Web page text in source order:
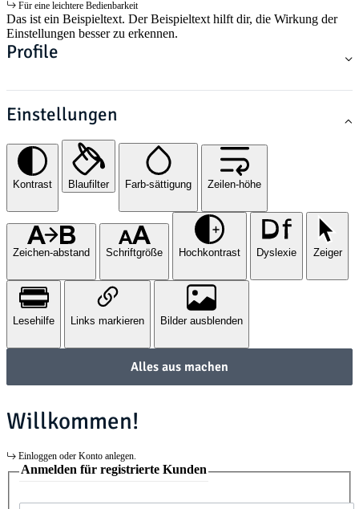
Für eine leichtere Bedienbarkeit
Das ist ein Beispieltext. Der Beispieltext hilft dir, die Wirkung der
Einstellungen besser zu erkennen.
Profile
Einstellungen
Kontrast Blaufilter Farb-sättigung Zeilen-höhe
Zeichen-abstand Schriftgröße Hochkontrast Dyslexie Zeiger
Lesehilfe Links markieren Bilder ausblenden
Alles aus machen
Willkommen!
Einloggen oder Konto anlegen.
Anmelden für registrierte Kunden